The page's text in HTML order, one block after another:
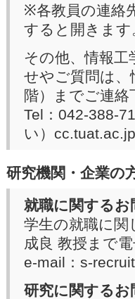
※各教員の連絡
すると開きます
その他、情報
せやご質問は、
階）までご連絡
Tel：042-388-
い）cc.tuat.ac.jp
研究機関・企業の
就職に関するお
学生の就職に関
成良 教授まで
e-mail：s-
研究に関するお